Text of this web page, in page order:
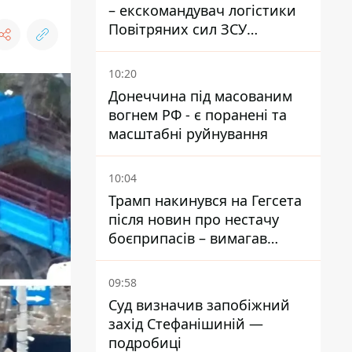
– екскомандувач логістики
Повітряних сил ЗСУ
отримав нову підозру
10:20
Донеччина під масованим
вогнем РФ - є поранені та
масштабні руйнування
10:04
Трамп накинувся на Гегсета
після новин про нестачу
боєприпасів – вимагав
пояснень
09:58
Суд визначив запобіжний
захід Стефанішиній —
подробиці